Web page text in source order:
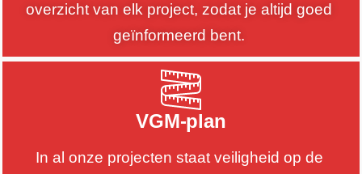
overzicht van elk project, zodat je altijd goed
geïnformeerd bent.
VGM-plan
In al onze projecten staat veiligheid op de